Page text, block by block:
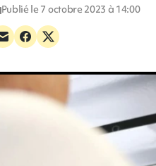
Publié le 7 octobre 2023 à 14:00